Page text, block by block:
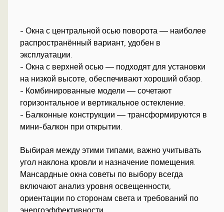
- Окна с центральной осью поворота — наиболее
распространённый вариант, удобен в
эксплуатации.
- Окна с верхней осью — подходят для установки
на низкой высоте, обеспечивают хороший обзор.
- Комбинированные модели — сочетают
горизонтальное и вертикальное остекление.
- Балконные конструкции — трансформируются в
мини-балкон при открытии.
Выбирая между этими типами, важно учитывать
угол наклона кровли и назначение помещения.
Мансардные окна советы по выбору всегда
включают анализ уровня освещенности,
ориентации по сторонам света и требований по